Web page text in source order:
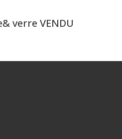
verre VENDU